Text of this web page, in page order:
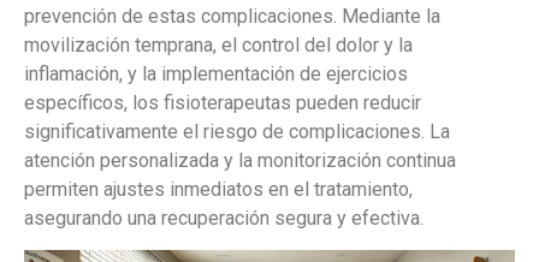
prevención de estas complicaciones. Mediante la
movilización temprana, el control del dolor y la
inflamación, y la implementación de ejercicios
específicos, los fisioterapeutas pueden reducir
significativamente el riesgo de complicaciones. La
atención personalizada y la monitorización continua
permiten ajustes inmediatos en el tratamiento,
asegurando una recuperación segura y efectiva.